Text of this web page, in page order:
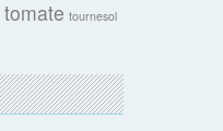
tomate tournesol